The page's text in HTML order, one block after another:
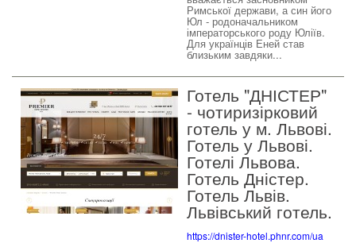
Римської держави, а син його
Юл - родоначальником
імператорського роду Юліїв.
Для українців Еней став
близьким завдяки...
Готель "ДНІСТЕР"
- чотиризірковий
готель у м. Львові.
Готель у Львові.
Готелі Львова.
Готель Дністер.
Готель Львів.
Львівський готель.
https://dnister-hotel.phnr.com/ua